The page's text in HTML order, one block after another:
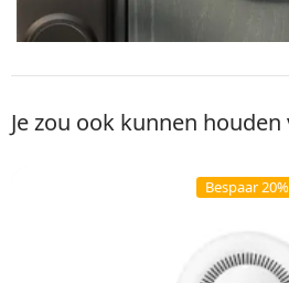
Je zou ook kunnen
Bespaar 20%